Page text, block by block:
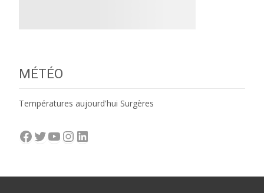
MÉTÉO
Températures aujourd'hui Surgères
Facebook
Twitter
YouTube
Instagram
LinkedIn